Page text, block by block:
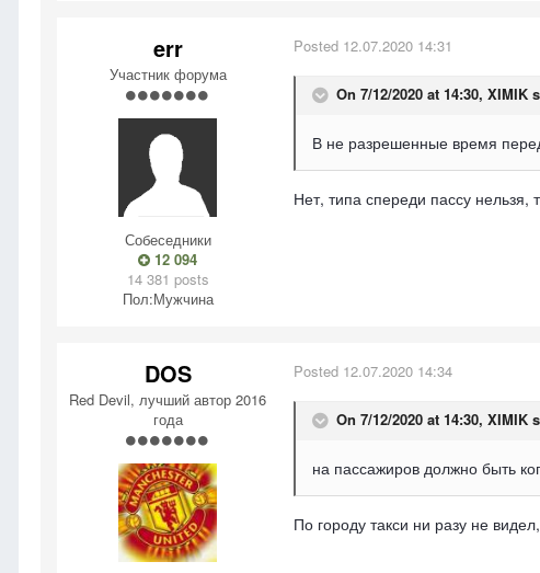
err
Участник форума
Собеседники
12 094
14 381 posts
Пол:Мужчина
Posted 12.07.2020 14:31
On 7/12/2020 at 14:30, XIMIK
В не разрешенные время
Нет, типа спереди пассу нельзя,
DOS
Red Devil, лучший автор 2016
года
Posted 12.07.2020 14:34
On 7/12/2020 at 14:30, XIMIK
на пассажиров должно быть
По городу такси ни разу не